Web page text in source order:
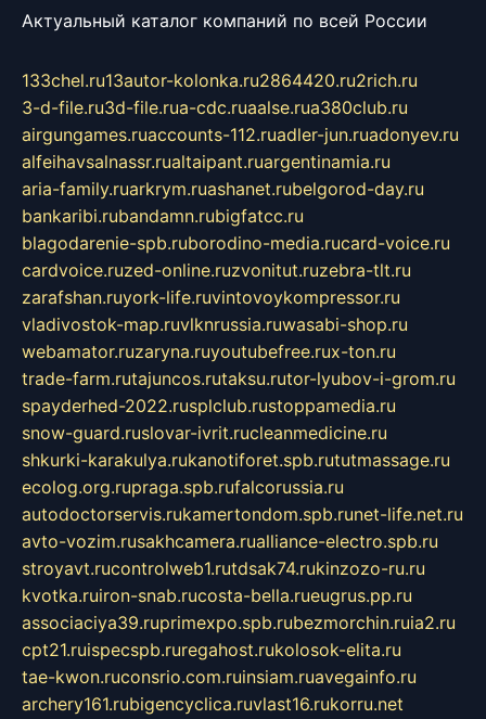
Актуальный каталог компаний по всей России
133chel.ru13autor-kolonka.ru2864420.ru2rich.ru
3-d-file.ru3d-file.rua-cdc.ruaalse.rua380club.ru
airgungames.ruaccounts-112.ruadler-jun.ruadonyev.ru
alfeihavsalnassr.rualtaipant.ruargentinamia.ru
aria-family.ruarkrym.ruashanet.rubelgorod-day.ru
bankaribi.rubandamn.rubigfatcc.ru
blagodarenie-spb.ruborodino-media.rucard-voice.ru
cardvoice.ruzed-online.ruzvonitut.ruzebra-tlt.ru
zarafshan.ruyork-life.ruvintovoykompressor.ru
vladivostok-map.ruvlknrussia.ruwasabi-shop.ru
webamator.ruzaryna.ruyoutubefree.rux-ton.ru
trade-farm.rutajuncos.rutaksu.rutor-lyubov-i-grom.ru
spayderhed-2022.rusplclub.rustoppamedia.ru
snow-guard.ruslovar-ivrit.rucleanmedicine.ru
shkurki-karakulya.rukanotiforet.spb.rututmassage.ru
ecolog.org.rupraga.spb.rufalcorussia.ru
autodoctorservis.rukamertondom.spb.runet-life.net.ru
avto-vozim.rusakhcamera.rualliance-electro.spb.ru
stroyavt.rucontrolweb1.rutdsak74.rukinzozo-ru.ru
kvotka.ruiron-snab.rucosta-bella.rueugrus.pp.ru
associaciya39.ruprimexpo.spb.rubezmorchin.ruia2.ru
cpt21.ruispecspb.ruregahost.rukolosok-elita.ru
tae-kwon.ruconsrio.com.ruinsiam.ruavegainfo.ru
archery161.rubigencyclica.ruvlast16.rukorru.net